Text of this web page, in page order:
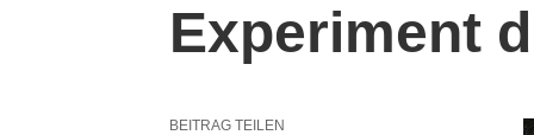
Experiment
BEITRAG TEILEN